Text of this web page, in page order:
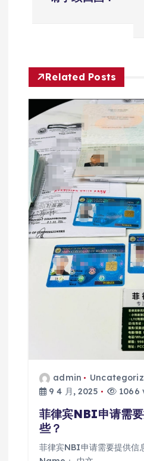
Related Posts
admin
9 4 月, 2025
1066
菲律宾NBI申请需
些？
菲律宾NBI申请需要提供信